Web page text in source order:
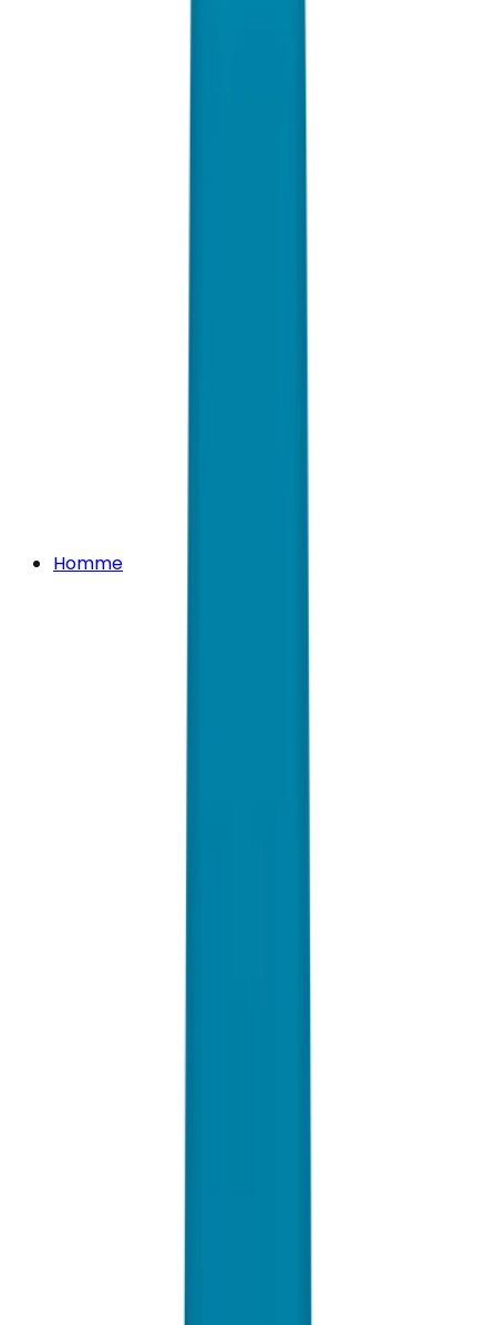
Homme